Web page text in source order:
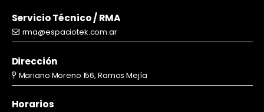
Servicio Técnico / RMA
rma@espaciotek.com.ar
Dirección
Mariano Moreno 156, Ramos Mejía
Horarios